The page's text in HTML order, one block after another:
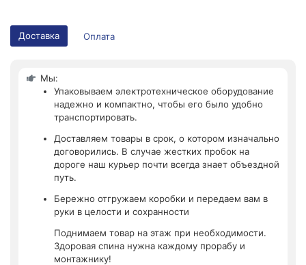
Доставка Оплата
Мы:
Упаковываем электротехническое оборудование
надежно и компактно, чтобы его было удобно
транспортировать.
Доставляем товары в срок, о котором изначально
договорились. В случае жестких пробок на
дороге наш курьер почти всегда знает объездной
путь.
Бережно отгружаем коробки и передаем вам в
руки в целости и сохранности
Поднимаем товар на этаж при необходимости.
Здоровая спина нужна каждому прорабу и
монтажнику!